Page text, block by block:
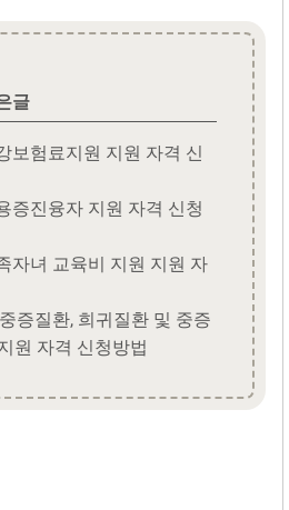
글
보험료지원 지원 자격 신
증진융자 지원 자격 신청
자녀 교육비 지원 지원 자
증질환, 희귀질환 및 중증
원 자격 신청방법